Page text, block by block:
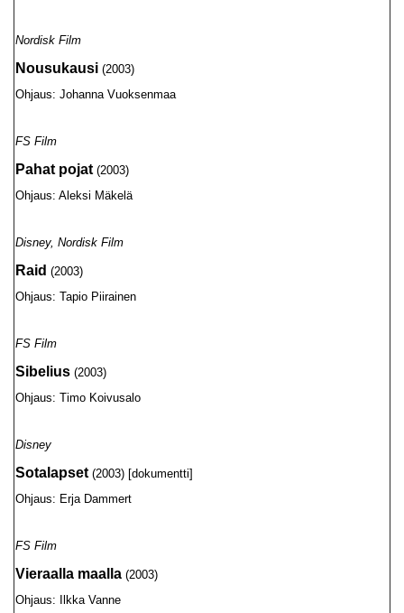
Nordisk Film
Nousukausi (2003)
Ohjaus: Johanna Vuoksenmaa
FS Film
Pahat pojat (2003)
Ohjaus: Aleksi Mäkelä
Disney, Nordisk Film
Raid (2003)
Ohjaus: Tapio Piirainen
FS Film
Sibelius (2003)
Ohjaus: Timo Koivusalo
Disney
Sotalapset (2003) [dokumentti]
Ohjaus: Erja Dammert
FS Film
Vieraalla maalla (2003)
Ohjaus: Ilkka Vanne